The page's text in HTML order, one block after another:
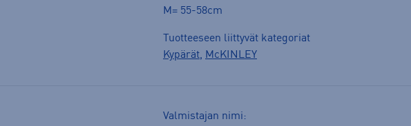
M= 55-58cm
Tuotteeseen liittyvät kategoriat
Kypärät, McKINLEY
Valmistajan nimi: